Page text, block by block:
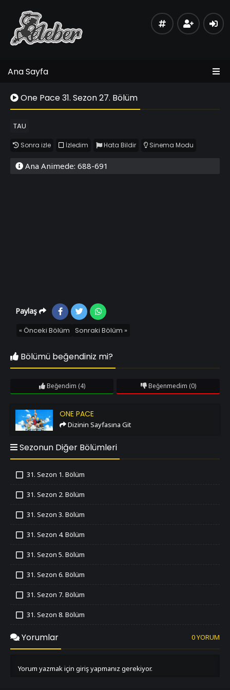
Ana Sayfa
One Pace 31. Sezon 27. Bölüm
TAU
Sonra izle İzledim Hata Bildir Sinema Modu
Ana Animede: 688-691
Paylaş
« Önceki Bölüm Sonraki Bölüm »
Bölümü beğendiniz mi?
Beğendim (4) Beğenmedim (0)
One Pace ONE PACE
Dizinin Sayfasına Git
Sezonun Diğer Bölümleri
31. Sezon 1. Bölüm
31. Sezon 2. Bölüm
31. Sezon 3. Bölüm
31. Sezon 4. Bölüm
31. Sezon 5. Bölüm
31. Sezon 6. Bölüm
31. Sezon 7. Bölüm
31. Sezon 8. Bölüm
İzledim
31. Sezon 9. Bölüm
İzledim
31. Sezon 11. Bölüm
Yorumlar 0 YORUM
Yorum yazmak için giriş yapmanız gerekiyor.